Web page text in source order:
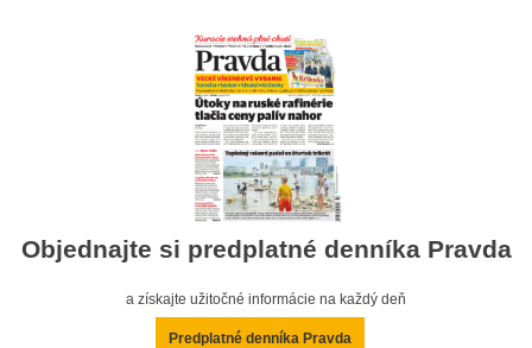
Objednajte si predplatné denníka Pravda
a získajte užitočné informácie na každý deň
Predplatné denníka Pravda